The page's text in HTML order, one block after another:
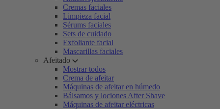
Cremas faciales
Limpieza facial
Sérums faciales
Sets de cuidado
Exfoliante facial
Mascarillas faciales
Afeitado
Mostrar todos
Crema de afeitar
Máquinas de afeitar en húmedo
Bálsamos y lociones After Shave
Máquinas de afeitar eléctricas